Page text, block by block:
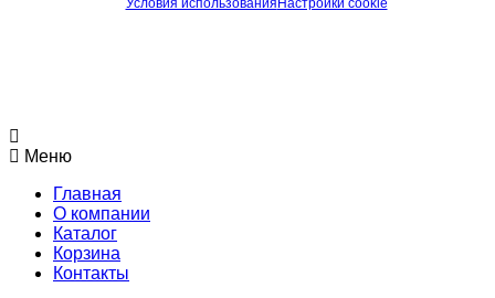
Меню
Главная
О компании
Каталог
Корзина
Контакты